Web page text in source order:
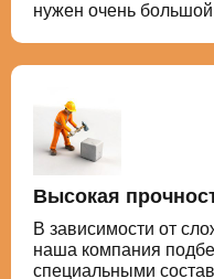
нужен очень
Высокая
В зависимости от
наша компания
специальными